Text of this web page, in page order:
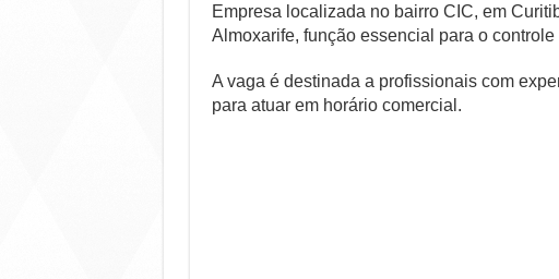
Empresa localizada no bairro CIC, em
Almoxarife, função essencial para o
A vaga é destinada a profissionais com
para atuar em horário comercial.